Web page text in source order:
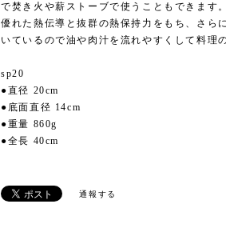
で焚き火や薪ストーブで使うこともできます。
優れた熱伝導と抜群の熱保持力をもち、さら
いているので油や肉汁を流れやすくして料理
sp20
●直径 20cm
●底面直径 14cm
●重量 860g
●全長 40cm
通報する